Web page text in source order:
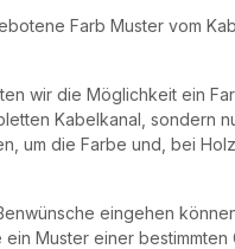
Farb Muster vom
wir die Möglichkeit ein
Kabelkanal, sondern
um die Farbe und, bei
eingehen
Muster einer